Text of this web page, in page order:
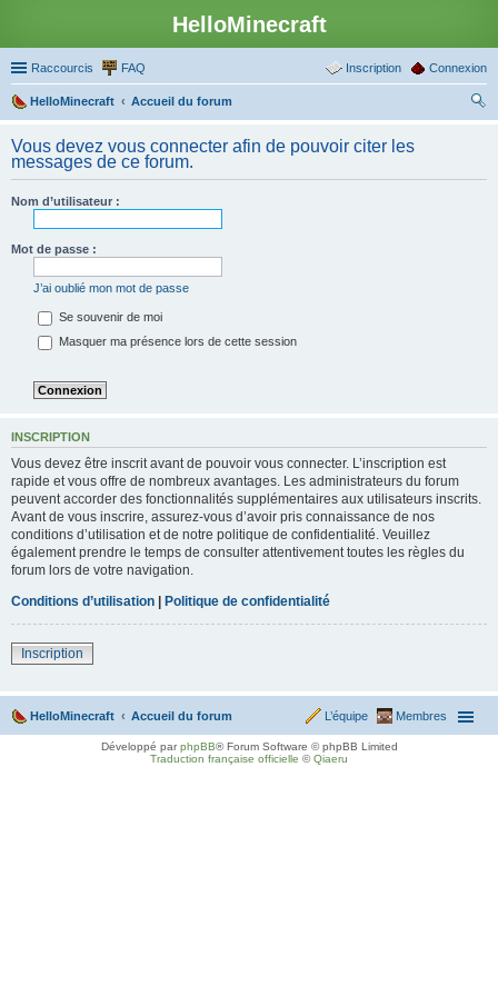
HelloMinecraft
Raccourcis FAQ Connexion
Inscription
HelloMinecraft
Accueil du forum
ch
Vous devez vous connecter afin de pouvoir citer les
messages de ce forum.
Nom d’utilisateur :
Mot de passe :
J’ai oublié mon mot de passe
Se souvenir de moi
Masquer ma présence lors de cette session
INSCRIPTION
Vous devez être inscrit avant de pouvoir vous connecter. L’inscription est
rapide et vous offre de nombreux avantages. Les administrateurs du forum
peuvent accorder des fonctionnalités supplémentaires aux utilisateurs inscrits.
Avant de vous inscrire, assurez-vous d’avoir pris connaissance de nos
conditions d’utilisation et de notre politique de confidentialité. Veuillez
également prendre le temps de consulter attentivement toutes les règles du
forum lors de votre navigation.
Conditions d’utilisation | Politique de confidentialité
Inscription
HelloMinecraft Accueil du forum Membres
L’équipe
Développé parphpBB® Forum Software © phpBB Limited
Traduction française officielle ©Qiaeru